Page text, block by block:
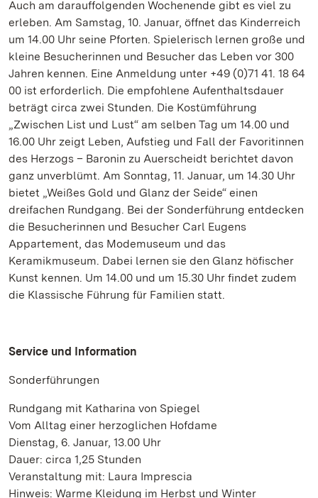
Auch am darauffolgenden Wochenende gibt es viel zu
erleben. Am Samstag, 10. Januar, öffnet das Kinderreich
um 14.00 Uhr seine Pforten. Spielerisch lernen große und
kleine Besucherinnen und Besucher das Leben vor 300
Jahren kennen. Eine Anmeldung unter +49 (0)71 41. 18 64
00 ist erforderlich. Die empfohlene Aufenthaltsdauer
beträgt circa zwei Stunden. Die Kostümführung
„Zwischen List und Lust“ am selben Tag um 14.00 und
16.00 Uhr zeigt Leben, Aufstieg und Fall der Favoritinnen
des Herzogs – Baronin zu Auerscheidt berichtet davon
ganz unverblümt. Am Sonntag, 11. Januar, um 14.30 Uhr
bietet „Weißes Gold und Glanz der Seide“ einen
dreifachen Rundgang. Bei der Sonderführung entdecken
die Besucherinnen und Besucher Carl Eugens
Appartement, das Modemuseum und das
Keramikmuseum. Dabei lernen sie den Glanz höfischer
Kunst kennen. Um 14.00 und um 15.30 Uhr findet zudem
die Klassische Führung für Familien statt.
Service und Information
Sonderführungen
Rundgang mit Katharina von Spiegel
Vom Alltag einer herzoglichen Hofdame
Dienstag, 6. Januar, 13.00 Uhr
Dauer: circa 1,25 Stunden
Veranstaltung mit: Laura Imprescia
Hinweis: Warme Kleidung im Herbst und Winter